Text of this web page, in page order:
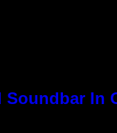
Soundbar In